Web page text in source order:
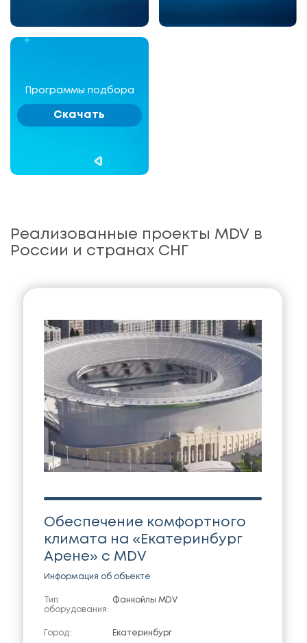
Программы подбора
Скачать
Реализованные проекты MDV в
России и странах СНГ
Обеспечение комфортного
климата на «Екатеринбург
Арене» с MDV
Информация об объекте
Тип
оборудования:
Фанкойлы MDV
Город: Екатеринбург